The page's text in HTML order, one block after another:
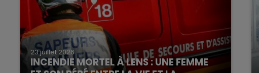
23 juillet 2026
INCENDIE MORTEL À LENS : UNE FEMME